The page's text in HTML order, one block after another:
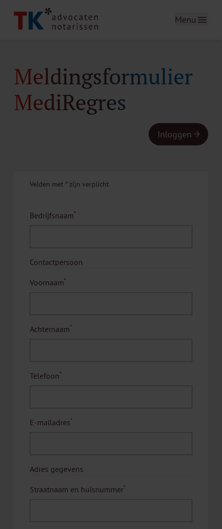
Menu
Meldingsformulier
MediRegres
Inloggen
Velden met * zijn verplicht
Bedrijfsnaam*
Contactpersoon
Voornaam*
Achternaam*
Telefoon*
E-mailadres*
Adres gegevens
Straatnaam en huisnummer*